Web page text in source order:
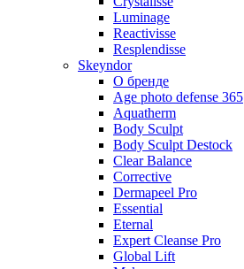
Luminage
Reactivisse
Resplendisse
Skeyndor
О бренде
Age photo defense 365
Aquatherm
Body Sculpt
Body Sculpt Destock
Clear Balance
Corrective
Dermapeel Pro
Essential
Eternal
Expert Cleanse Pro
Global Lift